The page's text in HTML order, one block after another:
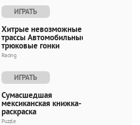
ИГРАТЬ
Хитрые невозможные
трассы Автомобильные
трюковые гонки
Racing
ИГРАТЬ
Сумасшедшая
мексиканская книжка-
раскраска
Puzzle